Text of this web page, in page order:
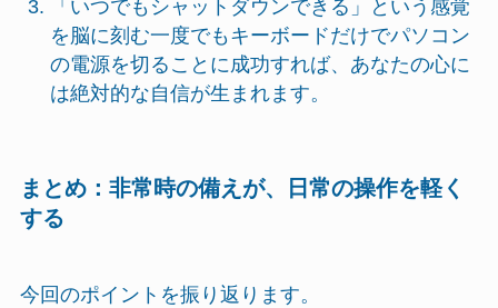
「いつでもシャットダウンできる」という感覚
を脳に刻む一度でもキーボードだけでパソコン
の電源を切ることに成功すれば、あなたの心に
は絶対的な自信が生まれます。
まとめ：非常時の備えが、日常の操作を軽く
する
今回のポイントを振り返ります。